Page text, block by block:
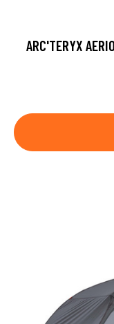
ARC'TERYX